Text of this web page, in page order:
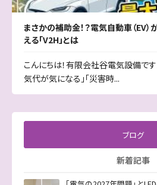
まさかの補助金！？電気自動車（EV
える「V2H」とは
こんにちは！有限会社谷電気設備で
気代が気になる」「災害時...
ブログ
新着記事